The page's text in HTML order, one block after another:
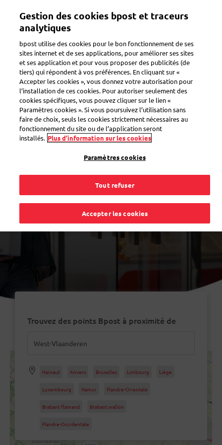
contenu
Toggle navigationSuivez tous vos colis dans une seule app
Trouvez Bpost près de
chez vous
Trouvez des points Bpost à proximité de
Hainaut Anvers Bruxelles Limbourg Liège
Luxembourg Namur Flandre-Orientale
Brabant flamand Brabant wallon
Flandre-Occidentale
Gestion des cookies bpost et traceurs
analytiques
bpost utilise des cookies pour le bon fonctionnement de ses
sites internet et de ses applications, pour améliorer ses sites
et ses application et pour vous proposer des publicités (de
tiers) qui répondent à vos préférences. En cliquant sur «
Accepter les cookies », vous donnez votre autorisation pour
l’installation de ces cookies. Pour autoriser seulement des
cookies spécifiques, vous pouvez cliquer sur le lien «
Paramètres cookies ». Si vous poursuivez l’utilisation sans
faire de choix, seuls les cookies strictement nécessaires au
fonctionnement du site ou de l’application seront
installés. Plus d’information sur les cookies
Paramètres cookies
Tout refuser
Accepter les cookies